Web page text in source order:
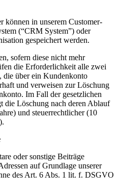
können in unserem Customer-
(“CRM System”) oder
gespeichert werden.
sofern diese nicht mehr
die Erforderlichkeit alle zwei
die über ein Kundenkonto
und verweisen zur Löschung
Im Fall der gesetzlichen
die Löschung nach deren Ablauf
und steuerrechtlicher (10
oder sonstige Beiträge
auf Grundlage unserer
des Art. 6 Abs. 1 lit. f. DSGVO